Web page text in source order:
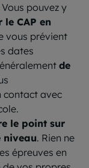
Vous pouvez y
CAP en
vous prévient
dates
de
contact avec
le point sur
niveau. Rien ne
épreuves en